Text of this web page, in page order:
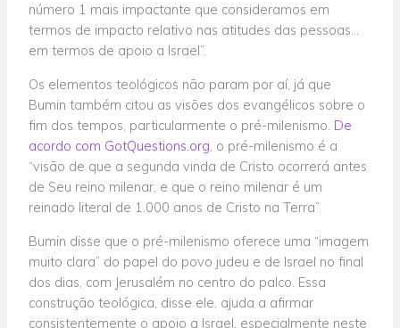
número 1 mais impactante que consideramos em
termos de impacto relativo nas atitudes das pessoas…
em termos de apoio a Israel”.
Os elementos teológicos não param por aí, já que
Bumin também citou as visões dos evangélicos sobre o
fim dos tempos, particularmente o pré-milenismo. De
acordo com GotQuestions.org, o pré-milenismo é a
“visão de que a segunda vinda de Cristo ocorrerá antes
de Seu reino milenar, e que o reino milenar é um
reinado literal de 1.000 anos de Cristo na Terra”.
Bumin disse que o pré-milenismo oferece uma “imagem
muito clara” do papel do povo judeu e de Israel no final
dos dias, com Jerusalém no centro do palco. Essa
construção teológica, disse ele, ajuda a afirmar
consistentemente o apoio a Israel, especialmente neste